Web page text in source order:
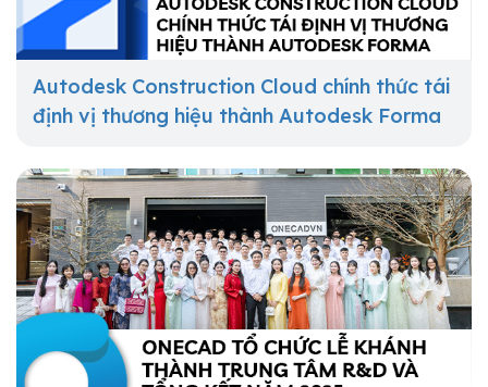
Autodesk Construction Cloud chính thức tái
định vị thương hiệu thành Autodesk Forma